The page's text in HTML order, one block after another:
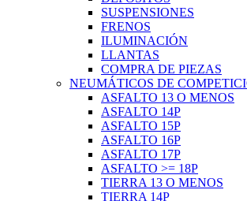
SUSPENSIONES
FRENOS
ILUMINACIÓN
LLANTAS
COMPRA DE PIEZAS
NEUMÁTICOS DE
ASFALTO 13 O MENOS
ASFALTO 14P
ASFALTO 15P
ASFALTO 16P
ASFALTO 17P
ASFALTO >= 18P
TIERRA 13 O MENOS
TIERRA 14P